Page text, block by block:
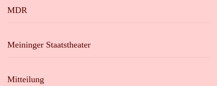
MDR
Meininger Staatstheater
Mitteilung